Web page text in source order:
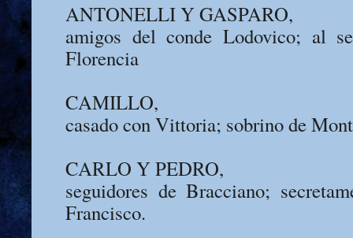
ANTONELLI Y GASPARO,
amigos del conde Lodovico; al
Florencia
CAMILLO,
casado con Vittoria; sobrino de
CARLO Y PEDRO,
seguidores de Bracciano;
Francisco.